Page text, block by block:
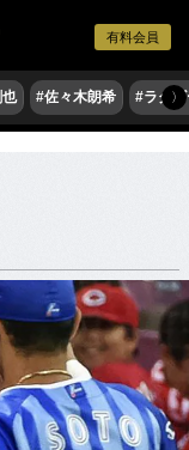
有料会員
#佐々木朗希 #ラグ〉